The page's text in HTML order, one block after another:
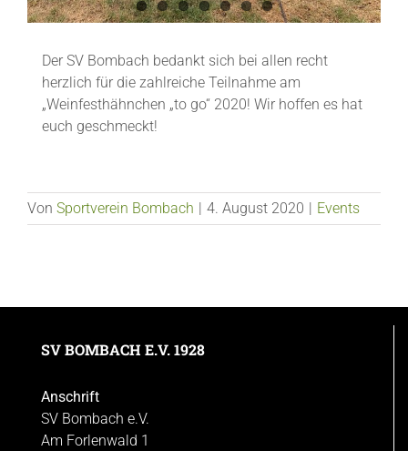
Der SV Bombach bedankt sich bei allen recht
herzlich für die zahlreiche Teilnahme am
„Weinfesthähnchen „to go“ 2020! Wir hoffen es hat
euch geschmeckt!
Von Sportverein Bombach 4. August 2020 Events
SV BOMBACH E.V. 1928
Anschrift
SV Bombach e.V.
Am Forlenwald 1